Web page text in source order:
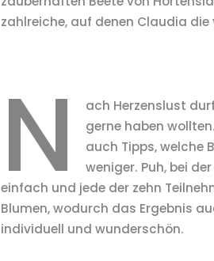
zahlreiche, auf denen Claudia
N
ach Herzenslust
gerne haben
auch Tipps, welche
weniger. Puh, bei
einfach und jede der zehn
Blumen, wodurch das Ergebnis
individuell und wunderschön.